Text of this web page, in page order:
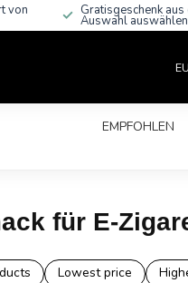
von Gratisgeschenk
Auswahl auswählen
EMPFOHLEN
für E-
Lowest price